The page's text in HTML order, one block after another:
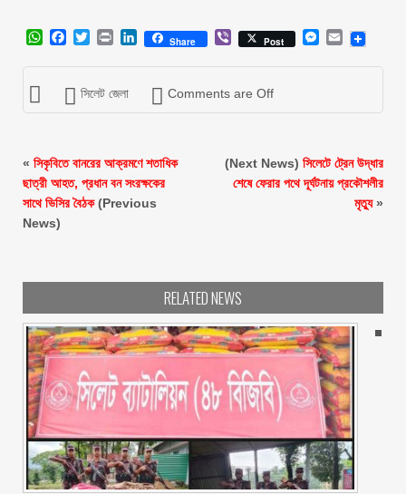
WhatsApp
Facebook
Twitter
Print LinkedIn
Share ViberPost Messenger
Email
সিলেট জেলা Comments are Off
« সিকৃবিতে বানরের আক্রমণে শতাধিক
ছাত্রী আহত, প্রধান বন সংরক্ষকের
সাথে ভিসির বৈঠক(Previous
News)
(Next News) সিলেটে ট্রেন উদ্ধার
শেষে ফেরার পথে দূর্ঘটনায় প্রকৌশলীর
মৃত্যু»
RELATED NEWS